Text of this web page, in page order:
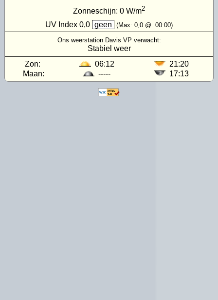
Zonneschijn: 0 W/m2
UV Index 0,0 geen (Max: 0,0 @ 00:00)
Ons weerstation Davis VP verwacht:
Stabiel weer
Zon:
06:12
21:20
Maan:
----- 17:13